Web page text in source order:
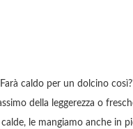
Farà caldo per un dolcino
della leggerezza o
le mangiamo anche in